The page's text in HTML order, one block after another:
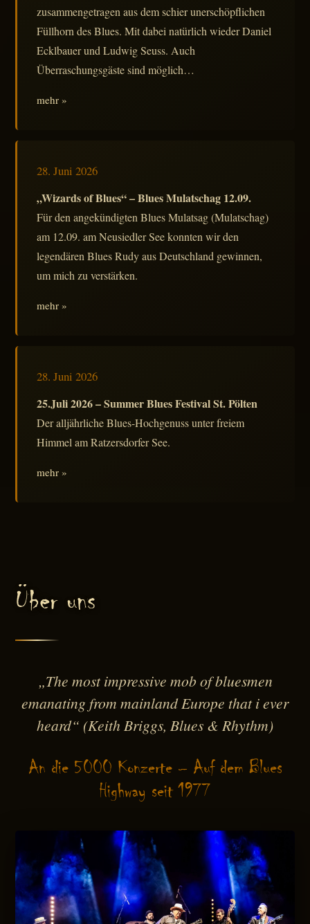
zusammengetragen aus dem schier unerschöpflichen
Füllhorn des Blues. Mit dabei natürlich wieder Daniel
Ecklbauer und Ludwig Seuss. Auch
Überraschungsgäste sind möglich…
mehr »
28. Juni 2026
„Wizards of Blues“ – Blues Mulatschag 12.09.
Für den angekündigten Blues Mulatsag (Mulatschag)
am 12.09. am Neusiedler See konnten wir den
legendären Blues Rudy aus Deutschland gewinnen,
um mich zu verstärken.
mehr »
28. Juni 2026
25.Juli 2026 – Summer Blues Festival St. Pölten
Der alljährliche Blues-Hochgenuss unter freiem
Himmel am Ratzersdorfer See.
mehr »
Über uns
„The most impressive mob of bluesmen
emanating from mainland Europe that i ever
heard“ (Keith Briggs, Blues & Rhythm)
An die 5000 Konzerte – Auf dem Blues
Highway seit 1977